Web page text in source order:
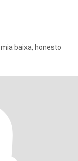
baixa, honesto